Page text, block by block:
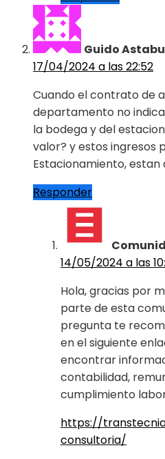
Guido
17/04/2024 a las 22:52
Cuando el contrato de
departamento no
la bodega y del
valor? y estos ingresos
Estacionamiento,
Responder
14/05/2024 a las
Hola, gracias por
parte de esta
pregunta te
en el siguiente
encontrar
contabilidad,
cumplimiento
https://
consultoria/